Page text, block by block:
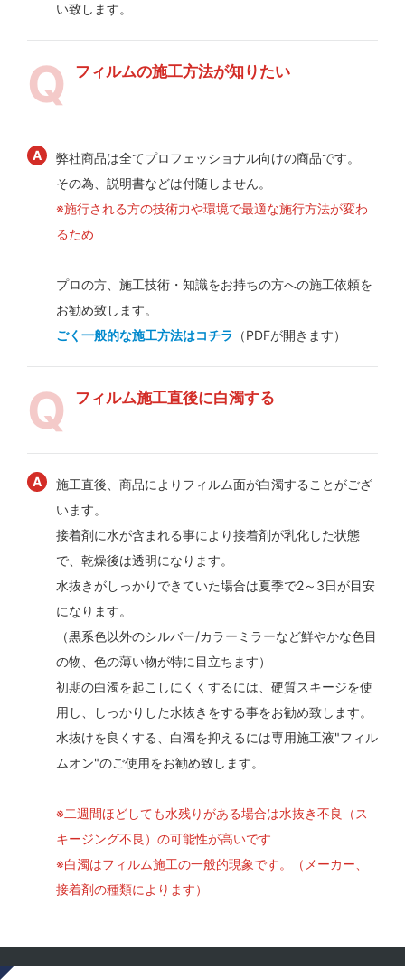
い致します。
フィルムの施工方法が知りたい
弊社商品は全てプロフェッショナル向けの商品です。
その為、説明書などは付随しません。
※施行される方の技術力や環境で最適な施行方法が変わ
るため
プロの方、施工技術・知識をお持ちの方への施工依頼を
お勧め致します。
ごく一般的な施工方法はコチラ （PDFが開きます）
フィルム施工直後に白濁する
施工直後、商品によりフィルム面が白濁することがござ
います。
接着剤に水が含まれる事により接着剤が乳化した状態
で、乾燥後は透明になります。
水抜きがしっかりできていた場合は夏季で2～3日が目安
になります。
（黒系色以外のシルバー/カラーミラーなど鮮やかな色目
の物、色の薄い物が特に目立ちます）
初期の白濁を起こしにくくするには、硬質スキージを使
用し、しっかりした水抜きをする事をお勧め致します。
水抜けを良くする、白濁を抑えるには専用施工液"フィル
ムオン"のご使用をお勧め致します。
※二週間ほどしても水残りがある場合は水抜き不良（ス
キージング不良）の可能性が高いです
※白濁はフィルム施工の一般的現象です。（メーカー、
接着剤の種類によります）